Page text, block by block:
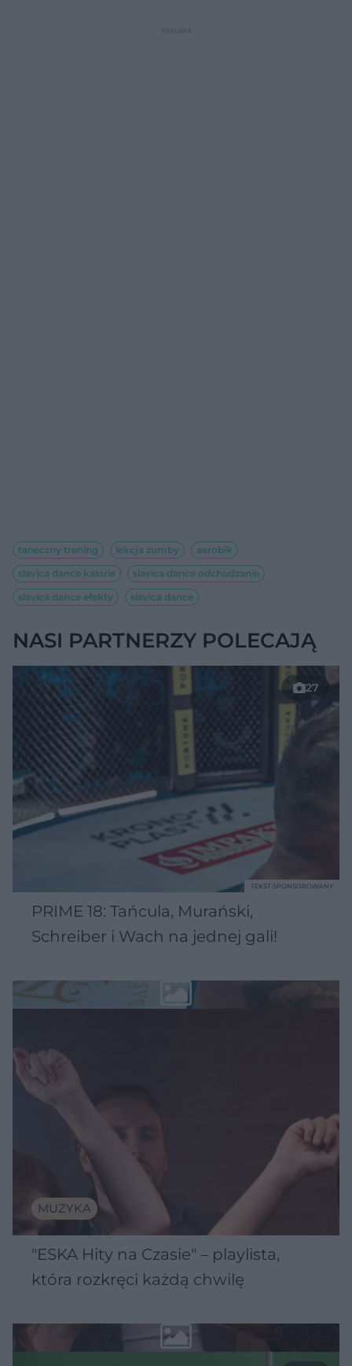
taneczny trening lekcja zumby
aerobik
slavica dance kalorie
slavica dance odchudzanie
slavica dance efekty
slavica dance
NASI PARTNERZY POLECAJĄ
27
PRIME 18: Tańcula, Murański,
Schreiber i Wach na jednej gali!
TEKST SPONSOROWANY
MUZYKA
"ESKA Hity na Czasie" – playlista,
która rozkręci każdą chwilę